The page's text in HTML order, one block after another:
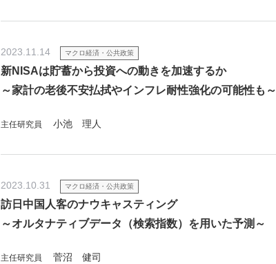
2023.11.14 マクロ経済・公共政策
新NISAは貯蓄から投資への動きを加速するか
～家計の老後不安払拭やインフレ耐性強化の可能性も～
主任研究員 小池 理人
2023.10.31 マクロ経済・公共政策
訪日中国人客のナウキャスティング
～オルタナティブデータ（検索指数）を用いた予測～
主任研究員 菅沼 健司